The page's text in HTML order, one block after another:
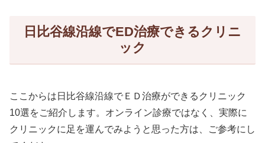
日比谷線沿線でED治療できるクリニ
ック
ここからは日比谷線沿線でＥＤ治療ができるクリニック
10選をご紹介します。オンライン診療ではなく、実際に
クリニックに足を運んでみようと思った方は、ご参考にし